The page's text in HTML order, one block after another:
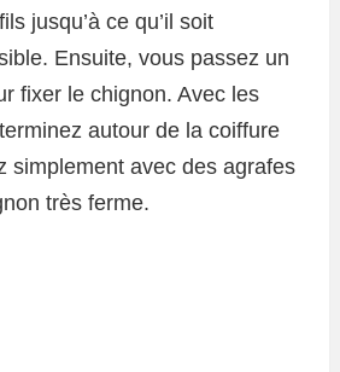
jusqu’à ce qu’il soit
Ensuite, vous passez un
fixer le chignon. Avec les
autour de la coiffure
simplement avec des agrafes
très ferme.